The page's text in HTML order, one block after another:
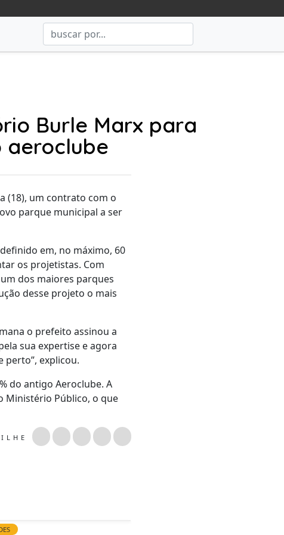
Burle Marx para
aeroclube
(18), um contrato com o
parque municipal a ser
em, no máximo, 60
os projetistas. Com
dos maiores parques
desse projeto o mais
o prefeito assinou a
sua expertise e agora
perto”, explicou.
do antigo Aeroclube. A
Ministério Público, o que